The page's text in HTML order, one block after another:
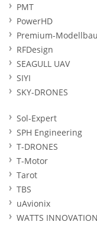
PMT
PowerHD
Premium-Modellbau
RFDesign
SEAGULL UAV
SIYI
SKY-DRONES
Sol-Expert
SPH Engineering
T-DRONES
T-Motor
Tarot
TBS
uAvionix
WATTS